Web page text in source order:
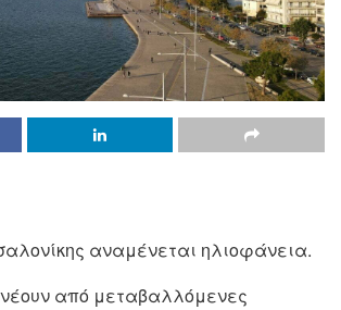
αναμένεται ηλιοφάνεια.
από μεταβαλλόμενες